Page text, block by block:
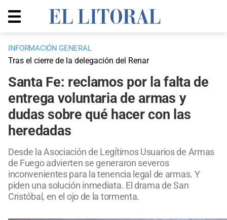
INFORMACIÓN GENERAL
Tras el cierre de la delegación del Renar
Santa Fe: reclamos por la falta de
entrega voluntaria de armas y
dudas sobre qué hacer con las
heredadas
Desde la Asociación de Legítimos Usuarios de Armas
de Fuego advierten se generaron severos
inconvenientes para la tenencia legal de armas. Y
piden una solución inmediata. El drama de San
Cristóbal, en el ojo de la tormenta.